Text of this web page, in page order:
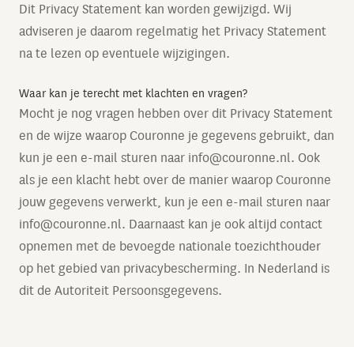
Dit Privacy Statement kan worden gewijzigd. Wij
adviseren je daarom regelmatig het Privacy Statement
na te lezen op eventuele wijzigingen.
Waar kan je terecht met klachten en vragen?
Mocht je nog vragen hebben over dit Privacy Statement
en de wijze waarop Couronne je gegevens gebruikt, dan
kun je een e-mail sturen naar info@couronne.nl. Ook
als je een klacht hebt over de manier waarop Couronne
jouw gegevens verwerkt, kun je een e-mail sturen naar
info@couronne.nl. Daarnaast kan je ook altijd contact
opnemen met de bevoegde nationale toezichthouder
op het gebied van privacybescherming. In Nederland is
dit de Autoriteit Persoonsgegevens.